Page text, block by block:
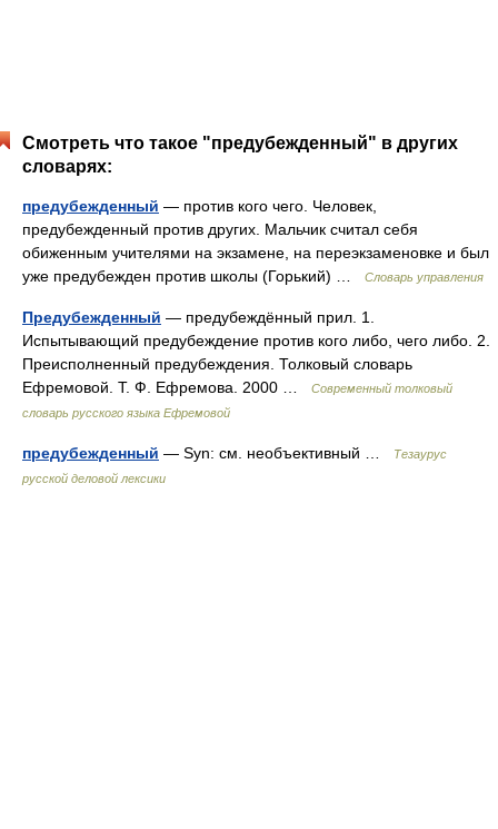
Смотреть что такое "предубежденный" в других
словарях:
предубежденный — против кого чего. Человек,
предубежденный против других. Мальчик считал себя
обиженным учителями на экзамене, на переэкзаменовке и был
уже предубежден против школы (Горький) …
Словарь управления
Предубежденный — предубеждённый прил. 1.
Испытывающий предубеждение против кого либо, чего либо. 2.
Преисполненный предубеждения. Толковый словарь
Ефремовой. Т. Ф. Ефремова. 2000 …
Современный толковый
словарь русского языка Ефремовой
предубежденный — Syn: см. необъективный …
Тезаурус
русской деловой лексики